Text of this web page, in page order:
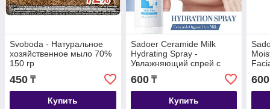
Svoboda - Натуральное
хозяйственное мыло 70%
150 гр
450 ₸
Купить
Sadoer Ceramide Milk
Hydrating Spray -
Увлажняющий спрей с
церамидным молочком
150 мл
600₸
Купить
600